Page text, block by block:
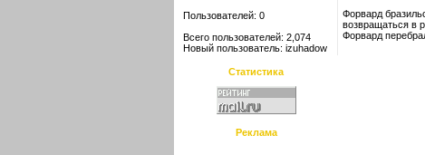
Пользователей: 0
Всего пользователей: 2,074
Новый пользователь: izuhadow
Статистика
Реклама
Форвард
возвращаться в
Форвард